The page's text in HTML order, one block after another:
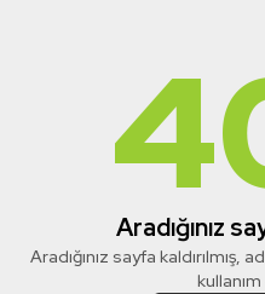
Aradığınız
Aradığınız sayfa kaldırılmış,
kullanım